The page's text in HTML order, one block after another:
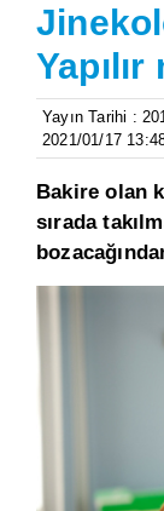
Yapılır
Yayın Tarihi :
2021/01/17
Bakire olan
sırada